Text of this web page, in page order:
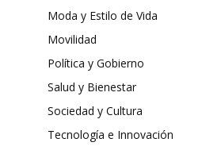
Moda y Estilo de Vida
Movilidad
Política y Gobierno
Salud y Bienestar
Sociedad y Cultura
Tecnología e Innovación